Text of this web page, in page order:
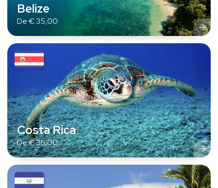
Belize
De€35,00
Costa Rica
De€36,00